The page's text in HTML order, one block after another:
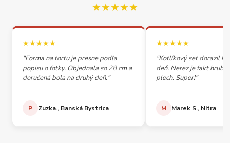
★★★★★
★★★★★
"Forma na tortu je presne podľa
popisu o fotky. Objednala so 28 cm a
doručená bola na druhý deň."
P Zuzka., Banská Bystrica
★★★★★
"Kotlíkový set dorazil
deň. Nerez je fakt
plech. Super!"
M Marek S., Nitra